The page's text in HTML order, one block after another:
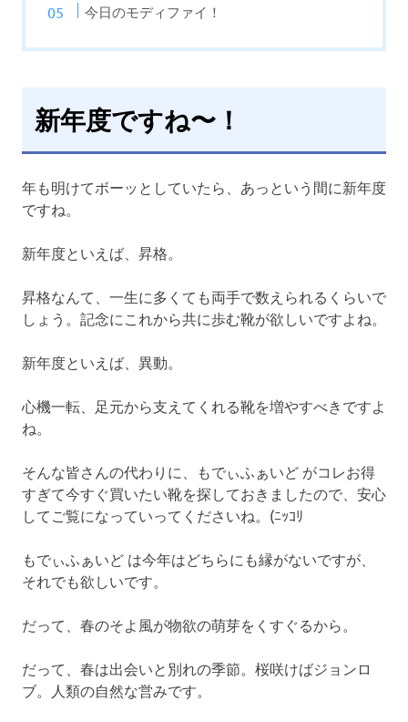
今日のモディファイ！
新年度ですね〜！
年も明けてボーッとしていたら、あっという間に新年度
ですね。
新年度といえば、昇格。
昇格なんて、一生に多くても両手で数えられるくらいで
しょう。記念にこれから共に歩む靴が欲しいですよね。
新年度といえば、異動。
心機一転、足元から支えてくれる靴を増やすべきですよ
ね。
そんな皆さんの代わりに、もでぃふぁいど がコレお得
すぎて今すぐ買いたい靴を探しておきましたので、安心
してご覧になっていってくださいね。(ﾆｯｺﾘ
もでぃふぁいど は今年はどちらにも縁がないですが、
それでも欲しいです。
だって、春のそよ風が物欲の萌芽をくすぐるから。
だって、春は出会いと別れの季節。桜咲けばジョンロ
ブ。人類の自然な営みです。